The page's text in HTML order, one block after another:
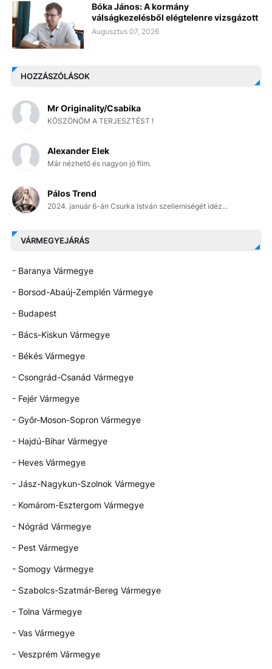
Bóka János: A kormány
válságkezelésből elégtelenre vizsgázott
Augusztus 07, 2026
HOZZÁSZÓLÁSOK
Mr Originality/Csabika
KÖSZÖNÖM A TERJESZTÉST !
Alexander Elek
Már nézhető és nagyon jó film.
Pálos Trend
2024. január 6-án Csurka István szellemiségét idéz...
VÁRMEGYEJÁRÁS
- Baranya Vármegye
- Borsod-Abaúj-Zemplén Vármegye
- Budapest
- Bács-Kiskun Vármegye
- Békés Vármegye
- Csongrád-Csanád Vármegye
- Fejér Vármegye
- Győr-Moson-Sopron Vármegye
- Hajdú-Bihar Vármegye
- Heves Vármegye
- Jász-Nagykun-Szolnok Vármegye
- Komárom-Esztergom Vármegye
- Nógrád Vármegye
- Pest Vármegye
- Somogy Vármegye
- Szabolcs-Szatmár-Bereg Vármegye
- Tolna Vármegye
- Vas Vármegye
- Veszprém Vármegye